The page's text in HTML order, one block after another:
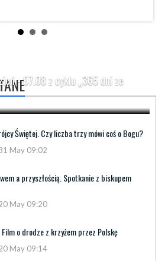
- 07.08 z cyklu „365 dni ze
Świętej. Czy liczba trzy mówi coś o Bogu?
May 09:02
a przyszłością. Spotkanie z biskupem
May 09:20
Film o drodze z krzyżem przez Polskę
May 09:14